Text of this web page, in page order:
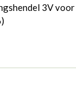
3V voor